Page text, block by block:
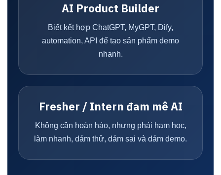
AI Product Builder
Biết kết hợp ChatGPT, MyGPT, Dify,
automation, API để tạo sản phẩm demo
nhanh.
Fresher / Intern đam mê AI
Không cần hoàn hảo, nhưng phải ham học,
làm nhanh, dám thử, dám sai và dám demo.